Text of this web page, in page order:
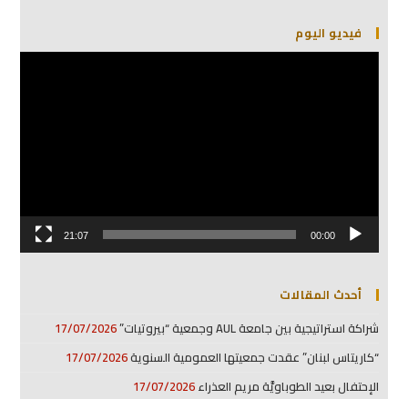
فيديو اليوم
مشغل
00:00
21:07
أحدث المقالات
شراكة استراتيجية بين جامعة AUL وجمعية “بيروتيات”
17/07/2026
“كاريتاس لبنان” عقدت جمعيتها العمومية السنوية17/07/2026
الإحتفال بعيد الطوباويَّة مريم العذراء17/07/2026